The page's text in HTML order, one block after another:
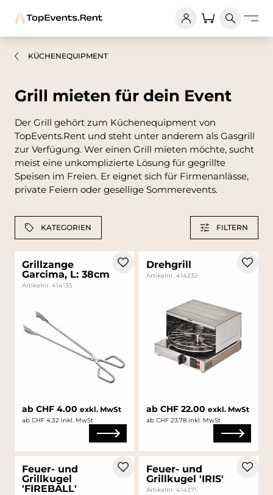
KÜCHENEQUIPMENT
Grill mieten für dein Event
Der Grill gehört zum Küchenequipment von
TopEvents.Rent und steht unter anderem als Gasgrill
zur Verfügung. Wer einen Grill mieten möchte, sucht
meist eine unkomplizierte Lösung für gegrillte
Speisen im Freien. Er eignet sich für Firmenanlässe,
private Feiern oder gesellige Sommerevents.
KATEGORIEN FILTERN
Grillzange
Garcima, L: 38cm
Artikelnr. 414135
ab CHF 4.00 exkl. MwSt
ab CHF 4.32 inkl. MwSt
Drehgrill
Artikelnr. 414232
ab CHF 22.00 exkl. MwSt
ab CHF 23.78 inkl. MwSt
Feuer- und
Grillkugel
'FIREBALL'
Feuer- und
Grillkugel 'IRIS'
Artikelnr. 414371